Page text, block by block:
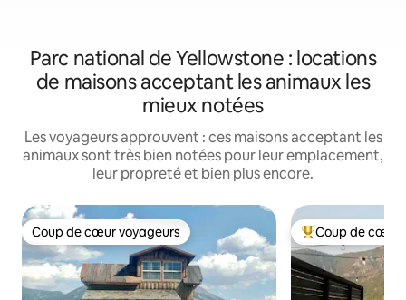
Parc national de Yellowstone : locations
de maisons acceptant les animaux les
mieux notées
Les voyageurs approuvent : ces maisons acceptant les
animaux sont très bien notées pour leur emplacement,
leur propreté et bien plus encore.
Coup de cœur voyageurs
Coup de cœur voyageurs Coups de cœur
Coup de cœur